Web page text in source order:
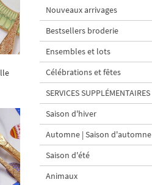
Nouveaux arrivages
Bestsellers broderie
Ensembles et lots
Célébrations et fêtes
SERVICES SUPPLÉMENTAIRES
Saison d'hiver
Automne | Saison d'automne
Saison d'été
Animaux